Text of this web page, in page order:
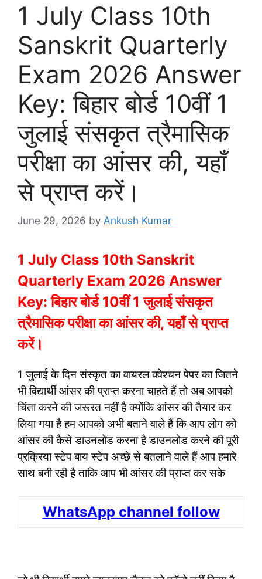
1 July Class 10th
Sanskrit Quarterly
Exam 2026 Answer
Key: बिहार बोर्ड 10वीं 1
जुलाई संसकृत त्रैमासिक
परीक्षा का आंसर की, यहाँ
से प्राप्त करें।
June 29, 2026 by Ankush Kumar
1 July Class 10th Sanskrit
Quarterly Exam 2026 Answer
Key: बिहार बोर्ड 10वीं 1 जुलाई संसकृत
त्रैमासिक परीक्षा का आंसर की, यहाँ से प्राप्त
करें।
1 जुलाई के दिन संस्कृत का वायरल क्वेश्चन पेपर का जितने
भी विद्यार्थी आंसर की प्राप्त करना चाहते हैं तो अब आपको
चिंता करने की जरूरत नहीं है क्योंकि आंसर की तैयार कर
लिया गया है हम आपको अभी बताने वाले हैं कि आप लोग को
आंसर की कैसे डाउनलोड करना है डाउनलोड करने की पूरी
प्रक्रिया स्टेप बाय स्टेप अच्छे से बतलाने वाले हैं आप हमारे
साथ बनी रही है ताकि आप भी आंसर की प्राप्त कर सके
WhatsApp channel follow